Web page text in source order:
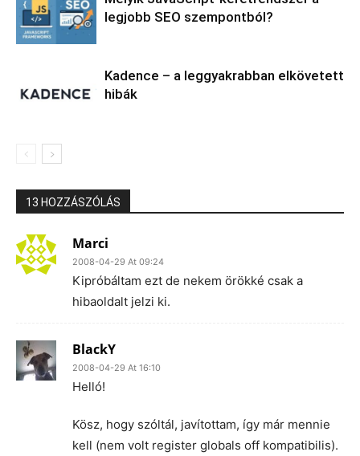
legjobb SEO szempontból?
Kadence – a leggyakrabban elkövetett
hibák
13 HOZZÁSZÓLÁS
Marci
2008-04-29 At 09:24
Kipróbáltam ezt de nekem örökké csak a
hibaoldalt jelzi ki.
BlackY
2008-04-29 At 16:10
Helló!
Kösz, hogy szóltál, javítottam, így már mennie
kell (nem volt register globals off kompatibilis).